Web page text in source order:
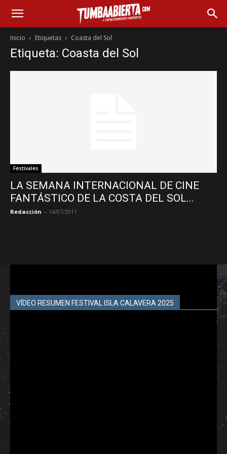
Inicio Etiquetas Coasta del Sol
Etiqueta: Coasta del Sol
Festivales
LA SEMANA INTERNACIONAL DE CINE
FANTÁSTICO DE LA COSTA DEL SOL...
Redacción - 14/07/2011
VÍDEO RESUMEN FESTIVAL ISLA CALAVERA 2025